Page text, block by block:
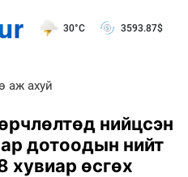
30°C 3593.87$
аж ахуй
нийцсэн
дотоодын нийт
хувиар өсгөх